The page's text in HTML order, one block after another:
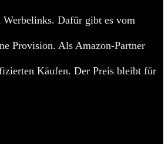
Dafür gibt es vom
Provision. Als Amazon-Partner
Käufen. Der Preis bleibt für